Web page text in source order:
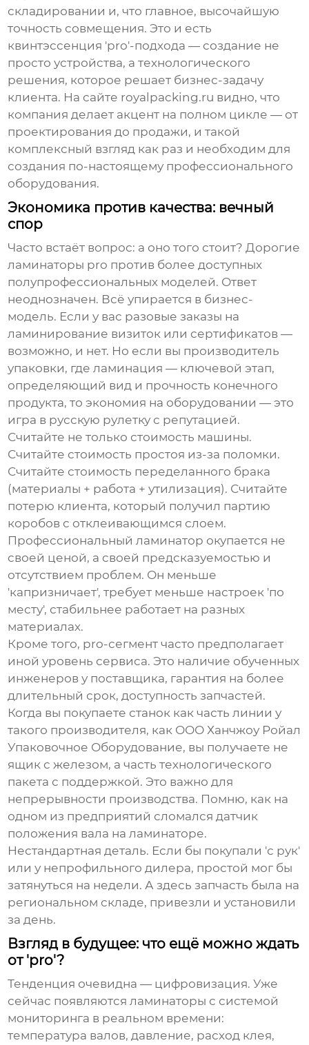
складировании и, что главное, высочайшую
точность совмещения. Это и есть
квинтэссенция 'pro'-подхода — создание не
просто устройства, а технологического
решения, которое решает бизнес-задачу
клиента. На сайте royalpacking.ru видно, что
компания делает акцент на полном цикле — от
проектирования до продажи, и такой
комплексный взгляд как раз и необходим для
создания по-настоящему профессионального
оборудования.
Экономика против качества: вечный
спор
Часто встаёт вопрос: а оно того стоит? Дорогие
ламинаторы pro против более доступных
полупрофессиональных моделей. Ответ
неоднозначен. Всё упирается в бизнес-
модель. Если у вас разовые заказы на
ламинирование визиток или сертификатов —
возможно, и нет. Но если вы производитель
упаковки, где ламинация — ключевой этап,
определяющий вид и прочность конечного
продукта, то экономия на оборудовании — это
игра в русскую рулетку с репутацией.
Считайте не только стоимость машины.
Считайте стоимость простоя из-за поломки.
Считайте стоимость переделанного брака
(материалы + работа + утилизация). Считайте
потерю клиента, который получил партию
коробов с отклеивающимся слоем.
Профессиональный ламинатор окупается не
своей ценой, а своей предсказуемостью и
отсутствием проблем. Он меньше
'капризничает', требует меньше настроек 'по
месту', стабильнее работает на разных
материалах.
Кроме того, pro-сегмент часто предполагает
иной уровень сервиса. Это наличие обученных
инженеров у поставщика, гарантия на более
длительный срок, доступность запчастей.
Когда вы покупаете станок как часть линии у
такого производителя, как ООО Ханчжоу Ройал
Упаковочное Оборудование, вы получаете не
ящик с железом, а часть технологического
пакета с поддержкой. Это важно для
непрерывности производства. Помню, как на
одном из предприятий сломался датчик
положения вала на ламинаторе.
Нестандартная деталь. Если бы покупали 'с рук'
или у непрофильного дилера, простой мог бы
затянуться на недели. А здесь запчасть была на
региональном складе, привезли и установили
за день.
Взгляд в будущее: что ещё можно ждать
от 'pro'?
Тенденция очевидна — цифровизация. Уже
сейчас появляются ламинаторы с системой
мониторинга в реальном времени:
температура валов, давление, расход клея,